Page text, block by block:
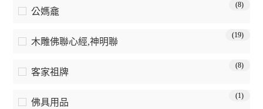
公媽龕
(8)
木雕佛聯心經,神明聯
(19)
客家祖牌
(8)
佛具用品
(1)